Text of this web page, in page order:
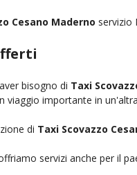
Cesano Maderno servizio
bisogno di Taxi
viaggio importante in
di Taxi Scovazzo
servizi anche per il